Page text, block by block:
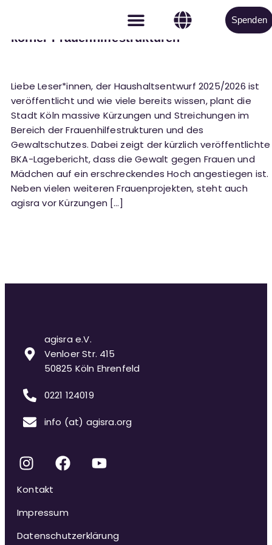
Spenden
Offener Brief zu den Streichungen in den
kölner Frauenhilfestrukturen
Liebe Leser*innen, der Haushaltsentwurf 2025/2026 ist
veröffentlicht und wie viele bereits wissen, plant die
Stadt Köln massive Kürzungen und Streichungen im
Bereich der Frauenhilfestrukturen und des
Gewaltschutzes. Dabei zeigt der kürzlich veröffentlichte
BKA-Lagebericht, dass die Gewalt gegen Frauen und
Mädchen auf ein erschreckendes Hoch angestiegen ist.
Neben vielen weiteren Frauenprojekten, steht auch
agisra vor Kürzungen […]
agisra e.V.
Venloer Str. 415
50825 Köln Ehrenfeld
0221 124019
info (at) agisra.org
Kontakt
Impressum
Datenschutzerklärung